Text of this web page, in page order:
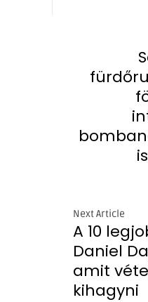
Next Article
A 10
Daniel
amit
kihagyni